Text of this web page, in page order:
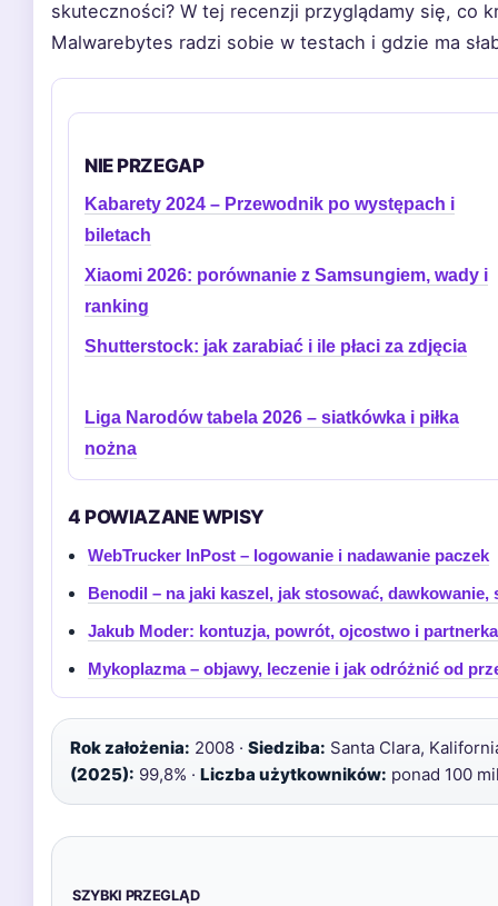
skuteczności? W tej recenzji przyglądamy się, co
Malwarebytes radzi sobie w testach i gdzie ma
NIE PRZEGAP
Kabarety 2024 – Przewodnik po występach i
biletach
Xiaomi 2026: porównanie z Samsungiem, wady i
ranking
Shutterstock: jak zarabiać i ile płaci za zdjęcia
Liga Narodów tabela 2026 – siatkówka i piłka
nożna
4 POWIAZANE WPISY
WebTrucker InPost – logowanie i nadawanie paczek
Benodil – na jaki kaszel, jak stosować, dawkowanie,
Jakub Moder: kontuzja, powrót, ojcostwo i partnerka
Mykoplazma – objawy, leczenie i jak odróżnić od
Rok założenia: 2008 · Siedziba: Santa Clara,
(2025): 99,8% · Liczba użytkowników: ponad 100
SZYBKI PRZEGLĄD